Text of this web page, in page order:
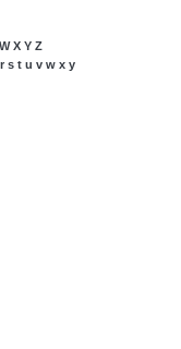
W X Y Z
r s t u v w x y